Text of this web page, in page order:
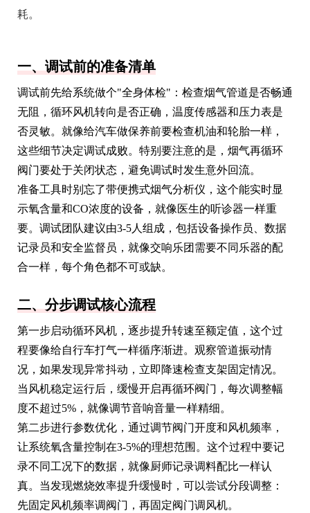
耗。
一、调试前的准备清单
调试前先给系统做个"全身体检"：检查烟气管道是否畅通
无阻，循环风机转向是否正确，温度传感器和压力表是
否灵敏。就像给汽车做保养前要检查机油和轮胎一样，
这些细节决定调试成败。特别要注意的是，烟气再循环
阀门要处于关闭状态，避免调试时发生意外回流。
准备工具时别忘了带便携式烟气分析仪，这个能实时显
示氧含量和CO浓度的设备，就像医生的听诊器一样重
要。调试团队建议由3-5人组成，包括设备操作员、数据
记录员和安全监督员，就像交响乐团需要不同乐器的配
合一样，每个角色都不可或缺。
二、分步调试核心流程
第一步启动循环风机，逐步提升转速至额定值，这个过
程要像给自行车打气一样循序渐进。观察管道振动情
况，如果发现异常抖动，立即降速检查支架固定情况。
当风机稳定运行后，缓慢开启再循环阀门，每次调整幅
度不超过5%，就像调节音响音量一样精细。
第二步进行参数优化，通过调节阀门开度和风机频率，
让系统氧含量控制在3-5%的理想范围。这个过程中要记
录不同工况下的数据，就像厨师记录调料配比一样认
真。当发现燃烧效率提升缓慢时，可以尝试分段调整：
先固定风机频率调阀门，再固定阀门调风机。